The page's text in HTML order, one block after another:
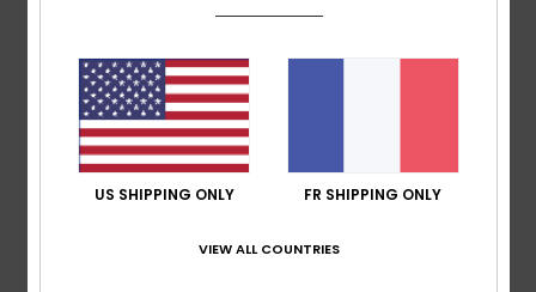
basé sur2 avis vérifiés
100% de nos clients recommandent ce produit
Confort
5.0
4.5
US SHIPPING ONLY FR SHIPPING ONLY
VIEW ALL COUNTRIES